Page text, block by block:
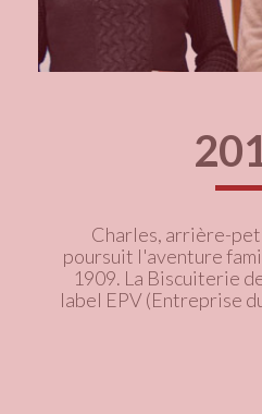
Charles, arrière-
poursuit l'aventure
1909. La Biscuiterie
label EPV (Entreprise